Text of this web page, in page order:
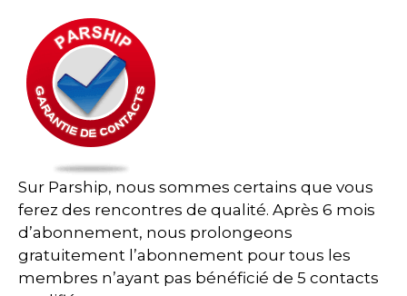
Sur Parship, nous sommes certains que vous
ferez des rencontres de qualité. Après 6 mois
d’abonnement, nous prolongeons
gratuitement l’abonnement pour tous les
membres n’ayant pas bénéficié de 5 contacts